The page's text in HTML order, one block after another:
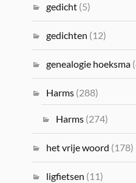
gedicht (5)
gedichten (12)
genealogie hoeksma
Harms (288)
Harms (274)
het vrije woord (178)
ligfietsen (11)